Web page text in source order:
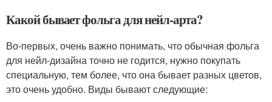
Какой бывает фольга для нейл-арта?
Во-первых, очень важно понимать, что обычная фольга
для нейл-дизайна точно не годится, нужно покупать
специальную, тем более, что она бывает разных цветов,
это очень удобно. Виды бывают следующие: